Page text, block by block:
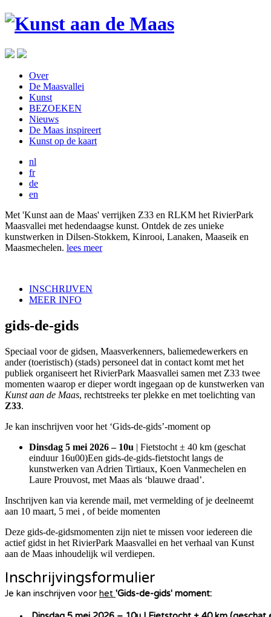
Over
De Maasvallei
Kunst
BEZOEKEN
Nieuws
De Maas inspireert
Kunst op de kaart
nl
fr
de
en
Met 'Kunst aan de Maas' verrijken Z33 en RLKM het RivierPark
Maasvallei met hedendaagse kunst. Ontdek de zes unieke
kunstwerken in Dilsen-Stokkem, Kinrooi, Lanaken, Maaseik en
Maasmechelen. lees meer
INSCHRIJVEN
MEER INFO
gids-de-gids
Speciaal voor de gidsen, Maasverkenners, baliemedewerkers en
ander (toeristisch) (stads) personeel dat in contact komt met het
publiek organiseert het RivierPark Maasvallei samen met Z33 twee
momenten waarop er dieper wordt ingegaan op de kunstwerken van
Kunst aan de Maas, rechtstreeks ter plekke en met toelichting van
Z33.
Je kan inschrijven voor het ‘Gids-de-gids’-moment op
Dinsdag 5 mei 2026 – 10u | Fietstocht ± 40 km (geschat
einduur 16u00)Een gids-de-gids-fietstocht langs de
kunstwerken van Adrien Tirtiaux, Koen Vanmechelen en
Laure Prouvost, met Maas als ‘blauwe draad’.
Inschrijven kan via kerende mail, met vermelding of je deelneemt
aan 10 maart, 5 mei , of beide momenten
Deze gids-de-gidsmomenten zijn niet te missen voor iedereen die
actief gidst in het RivierPark Maasvallei en het verhaal van Kunst
aan de Maas inhoudelijk wil verdiepen.